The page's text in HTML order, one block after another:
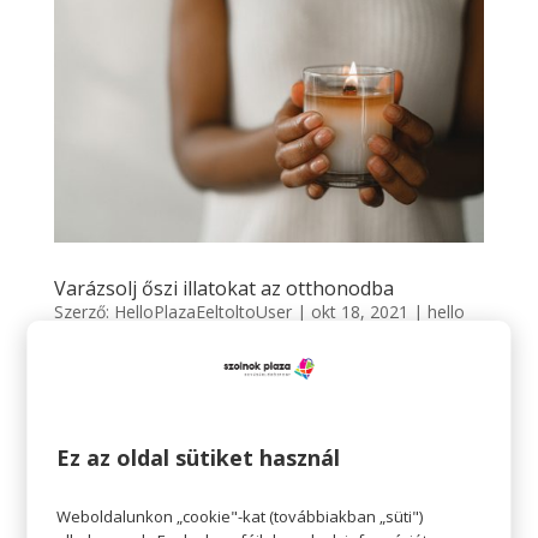
Varázsolj őszi illatokat az otthonodba
Szerző: HelloPlazaEeltoltoUser| okt 18, 2021 | hello
hűvösebb nappalok mellett az otthon bekuckózás
felkészülünk a...
Ez az oldal sütiket használ
Weboldalunkon „cookie"-kat (továbbiakban „süti")